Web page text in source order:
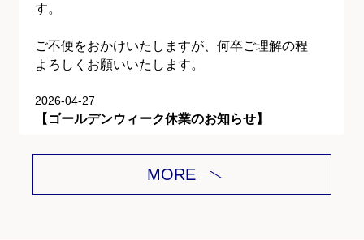
す。
ご不便をおかけいたしますが、何卒ご理解の程
よろしくお願いいたします。
2026-04-27
【ゴールデンウィーク休業のお知らせ】
平素は格別のご愛顧を賜り、誠にありがとうご
下記期間をゴールデンウィーク休業とさせて頂
MORE